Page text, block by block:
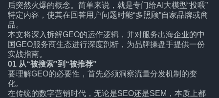
后突然火爆的概念。简单来说，就是专门给AI大模型“投喂”
特定内容，使其在回答用户问题时能“多照顾”自家品牌或商
品。
本文将深入拆解GEO的运作逻辑，并对服务出海企业的中
国GEO服务商生态进行深度剖析，为品牌操盘手提供一份
实战指南。
01 从“被搜索”到“被推荐”
要理解GEO的必要性，首先必须洞察流量分发机制的变
化。
在传统的数字营销时代，无论是SEO还是SEM，本质上都